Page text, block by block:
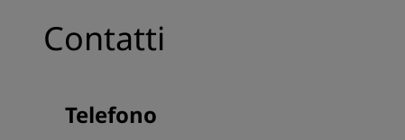
Contatti
Telefono